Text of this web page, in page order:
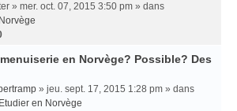
» mer. oct. 07, 2015 3:50 pm » dans
en Norvège? Possible? Des
» jeu. sept. 17, 2015 1:28 pm » dans
en Norvège